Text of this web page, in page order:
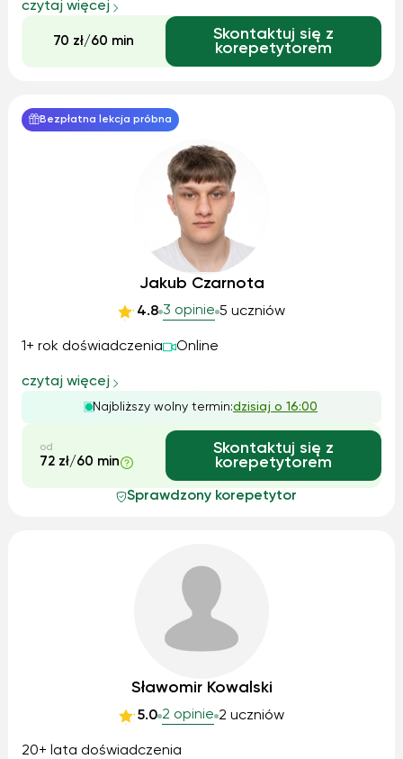
kierunkach i oferuję również pomoc z przedmiotu Wiedza o
Społeczeństwie.
czytaj więcej
70 zł/60 min
Skontaktuj się z
korepetytorem
Bezpłatna lekcja próbna
Jakub Czarnota
4.8 3 opinie 5 uczniów
1+ rok doświadczenia Online
czytaj więcej
Najbliższy wolny termin:dzisiaj o 16:00
od
72 zł/60 min
Skontaktuj się z
korepetytorem
Sprawdzony korepetytor
Sławomir Kowalski
5.0 2 opinie 2 uczniów
20+ lata doświadczenia